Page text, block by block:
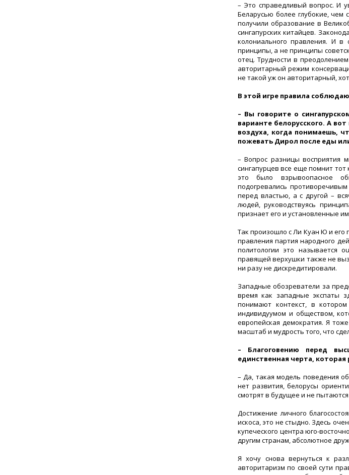
– Это справедливый вопрос. И
Беларусью более глубокие, чем
получили образование в
сингапурских китайцев.
колониального правления. И
принципы, а не принципы
отец. Трудности в
авторитарный режим
не такой уж он авторитарный,
В этой игре правила
– Вы говорите о
варианте белорусского. А
воздуха, когда понимаешь,
пожевать Дирол после еды
– Вопрос разницы восприятия
сингапурцев все еще помнит тот
это было взрывоопасное
подогревались
перед властью, а с другой –
людей, руководствуясь
признает его и установленные
Так произошло с Ли Куан Ю и его
правления партия народного
политологии это называется
правящей верхушки также не
ни разу не дискредитировали.
Западные обозреватели за
время как западные экспаты
понимают контекст, в
индивидуумом и обществом,
европейская демократия. Я
масштаб и мудрость того, что
– Благоговению перед
единственная черта, которая
– Да, такая модель поведения
нет развития, белорусы
смотрят в будущее и не
Достижение личного
искоса, это не стыдно. Здесь
купеческого центра юго-
другим странам, абсолютное
Я хочу снова вернуться к
авторитаризм по своей сути